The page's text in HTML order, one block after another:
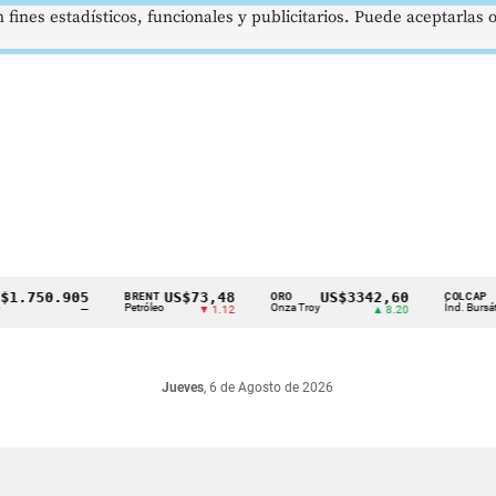
BRENT
Petróleo
US$73,48
▼ 1.12 Onza Troy
US$3342,60
▲ 8.20
COLCAP
Índ. Bursátil
Jueves, 6 de Agosto de 2026
estadísticos, funcionales y publicitarios. Puede aceptarlas